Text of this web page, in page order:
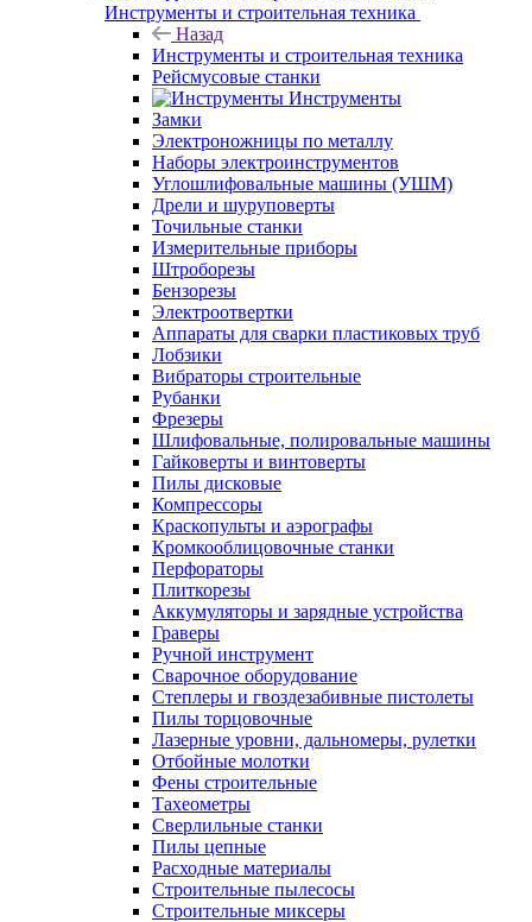
Инструменты и строительная техника
Назад
Инструменты и строительная техника
Рейсмусовые станки
Инструменты
Замки
Электроножницы по металлу
Наборы электроинструментов
Углошлифовальные машины (УШМ)
Дрели и шуруповерты
Точильные станки
Измерительные приборы
Штроборезы
Бензорезы
Электроотвертки
Аппараты для сварки пластиковых труб
Лобзики
Вибраторы строительные
Рубанки
Фрезеры
Шлифовальные, полировальные машины
Гайковерты и винтоверты
Пилы дисковые
Компрессоры
Краскопульты и аэрографы
Кромкооблицовочные станки
Перфораторы
Плиткорезы
Аккумуляторы и зарядные устройства
Граверы
Ручной инструмент
Сварочное оборудование
Степлеры и гвоздезабивные пистолеты
Пилы торцовочные
Лазерные уровни, дальномеры, рулетки
Отбойные молотки
Фены строительные
Тахеометры
Сверлильные станки
Пилы цепные
Расходные материалы
Строительные пылесосы
Строительные миксеры